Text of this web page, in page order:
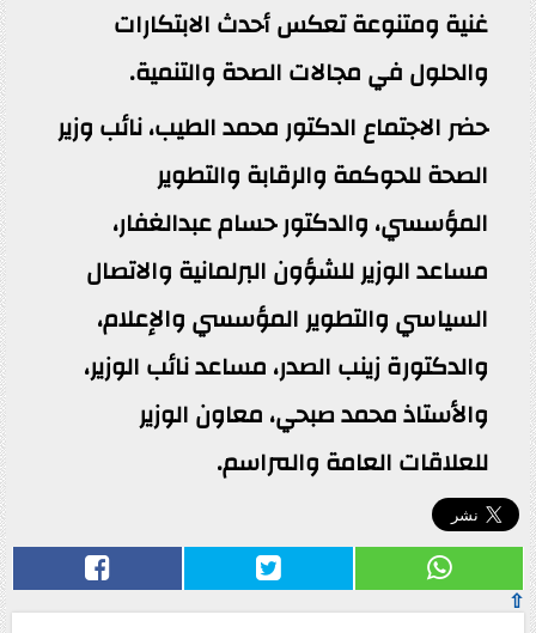
غنية ومتنوعة تعكس أحدث الابتكارات
والحلول في مجالات الصحة والتنمية.
‎حضر الاجتماع الدكتور محمد الطيب، نائب وزير
الصحة للحوكمة والرقابة والتطوير
المؤسسي، والدكتور حسام عبدالغفار،
مساعد الوزير للشؤون البرلمانية والاتصال
السياسي والتطوير المؤسسي والإعلام،
والدكتورة زينب الصدر، مساعد نائب الوزير،
والأستاذ محمد صبحي، معاون الوزير
للعلاقات العامة والمراسم.
⇧